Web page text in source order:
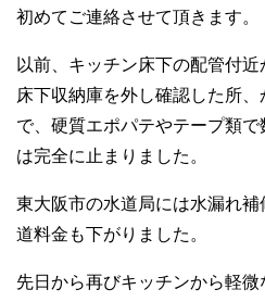
初めてご連絡させて頂きます。
以前、キッチン床下の配管付近
床下収納庫を外し確認した所
で、硬質エポパテやテープ類
は完全に止まりました。
東大阪市の水道局には水漏れ
道料金も下がりました。
先日から再びキッチンから軽微